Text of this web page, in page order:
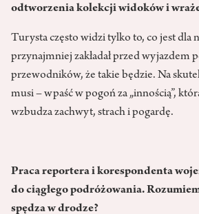
odtworzenia kolekcji widoków i
Turysta często widzi tylko to, co jest dla
przynajmniej zakładał przed wyjazdem
przewodników, że takie będzie. Na
musi – wpaść w pogoń za „innością”,
wzbudza zachwyt, strach i pogardę.
Praca reportera i korespondenta
do ciągłego podróżowania.
spędza w drodze?